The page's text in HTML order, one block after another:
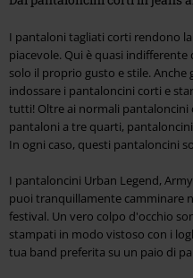
I pantaloni tagliati corti rendono
piacevole. Qui è quasi
solo il proprio gusto e stile.
indossare i pantaloncini corti e
tutti! Oltre ai normali pantaloncini
pantaloni a tre quarti,
In ogni caso, questi pantaloncini
I pantaloncini Urban Legend,
puoi tranquillamente camminare
festival. Un vero colpo d'occhio
stampati in modo vistoso con i
tua band preferita su un paio di